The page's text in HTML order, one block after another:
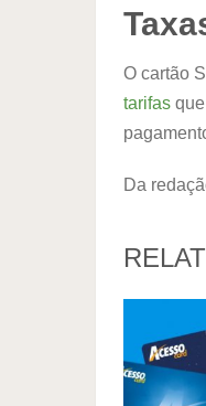
O cartão
tarifas
Da